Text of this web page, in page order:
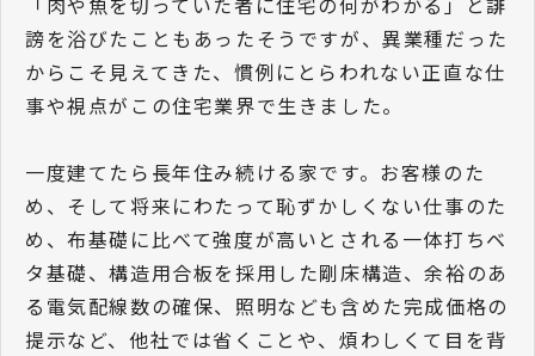
謗を浴びたこともあったそうですが、異業種だった
からこそ見えてきた、慣例にとらわれない正直な仕
事や視点がこの住宅業界で生きました。
一度建てたら長年住み続ける家です。お客様のた
め、そして将来にわたって恥ずかしくない仕事のた
め、布基礎に比べて強度が高いとされる一体打ちベ
タ基礎、構造用合板を採用した剛床構造、余裕のあ
る電気配線数の確保、照明なども含めた完成価格の
提示など、他社では省くことや、煩わしくて目を背